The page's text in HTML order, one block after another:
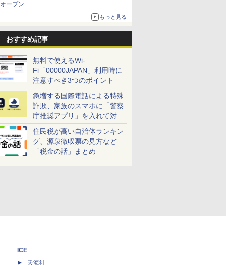
オープン
もっと見る
おすすめ記事
無料で使えるWi-
Fi「00000JAPAN」利用時に
注意すべき3つのポイント
急増する国際電話による特殊
詐欺、家族のスマホに「警察
庁推奨アプリ」を入れて対策
しよう！
住民税が高い自治体ランキン
グ、源泉徴収票の見方など
「税金の話」まとめ
ICE
天海社